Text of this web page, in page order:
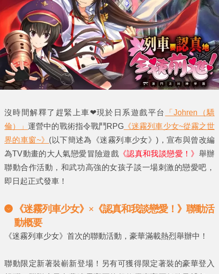
沒時間解釋了趕緊上車❤現於日系遊戲平台
「Johren（驕
倫）」運營中的戰術指令戰鬥RPG 《迷霧列車少女~從霧之世
界的車窗~》 (以下簡述為 《迷霧列車少女》)，宣布與曾改編
為TV動畫的大人氣戀愛冒險遊戲 《認真和我談戀愛！》 舉辦
聯動合作活動，和武功高強的女孩子談一場刺激的戀愛吧，
即日起正式發車！
《迷霧列車少女》×《認真和我談戀愛！》聯動活
動概要
《迷霧列車少女》 首次的聯動活動，豪華滿載熱烈舉辦中！
聯動限定新著裝嶄新登場！另有可獲得限定著裝的豪華登入